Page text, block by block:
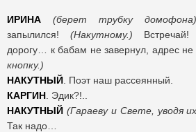
ИРИНА (берет трубку домофона).
запылился! (Накутному.)
дорогу… к бабам не завернул, адрес не
кнопку.)
НАКУТНЫЙ . Поэт наш рассеянный.
КАРГИН . Эдик?!..
НАКУТНЫЙ (Гараеву и Свете, уводя
Так надо…